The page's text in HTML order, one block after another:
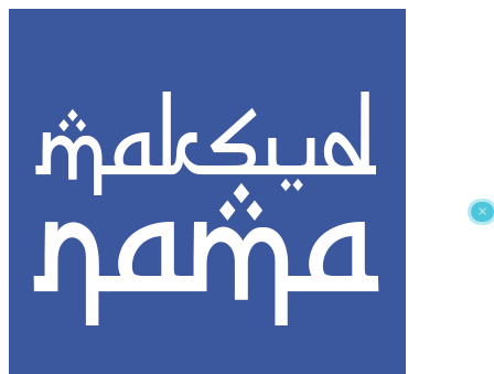
×